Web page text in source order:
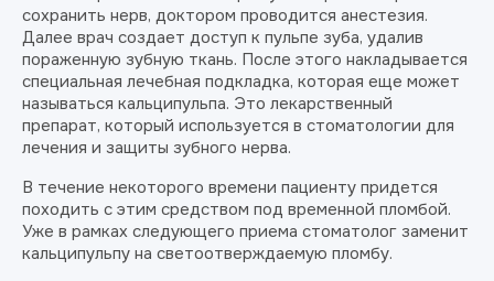
сохранить нерв, доктором проводится анестезия.
Далее врач создает доступ к пульпе зуба, удалив
пораженную зубную ткань. После этого накладывается
специальная лечебная подкладка, которая еще может
называться кальципульпа. Это лекарственный
препарат, который используется в стоматологии для
лечения и защиты зубного нерва.
В течение некоторого времени пациенту придется
походить с этим средством под временной пломбой.
Уже в рамках следующего приема стоматолог заменит
кальципульпу на светоотверждаемую пломбу.